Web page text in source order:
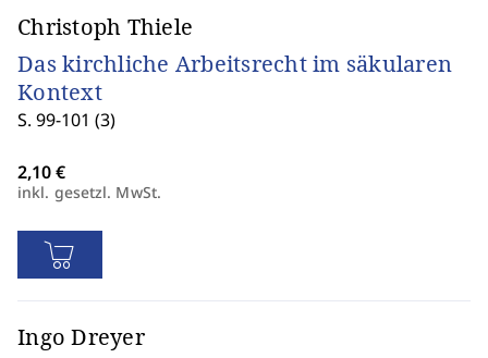
Christoph Thiele
Das kirchliche Arbeitsrecht im säkularen
Kontext
S. 99-101 (3)
inkl. gesetzl. MwSt.
Ingo Dreyer